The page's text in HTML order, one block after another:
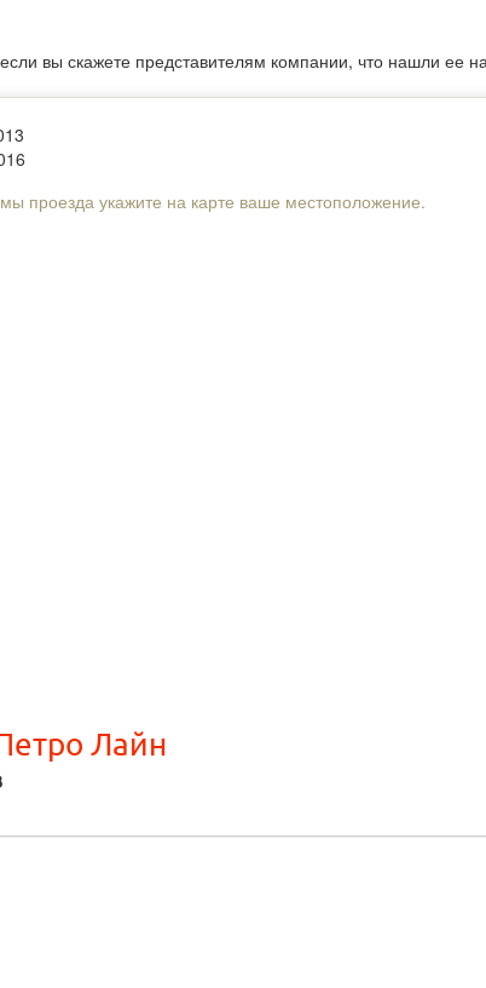
вы скажете представителям компании, что нашли ее
проезда укажите на карте ваше местоположение.
Лайн